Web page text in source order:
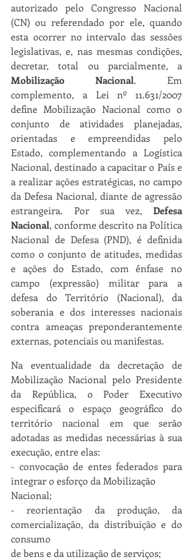
autorizado pelo Congresso Nacional
(CN) ou referendado por ele, quando
esta ocorrer no intervalo das sessões
legislativas, e, nas mesmas condições,
Mobilização Nacional. Em
complemento, a Lei nº 11.631/2007
define Mobilização Nacional como o
conjunto de atividades planejadas,
orientadas e empreendidas pelo
Estado, complementando a Logística
Nacional, destinado a capacitar o País e
a realizar ações estratégicas, no campo
da Defesa Nacional, diante de agressão
estrangeira. Por sua vez, Defesa
Nacional, conforme descrito na Política
Nacional de Defesa (PND), é definida
como o conjunto de atitudes, medidas
e ações do Estado, com ênfase no
campo (expressão) militar para a
defesa do Território (Nacional), da
soberania e dos interesses nacionais
contra ameaças preponderantemente
externas, potenciais ou manifestas.
Na eventualidade da decretação de
Mobilização Nacional pelo Presidente
da República, o Poder Executivo
especificará o espaço geográfico do
território nacional em que serão
adotadas as medidas necessárias à sua
execução, entre elas:
- convocação de entes federados para
integrar o esforço da Mobilização
Nacional;
- reorientação da produção, da
comercialização, da distribuição e do
consumo
de bens e da utilização de serviços;